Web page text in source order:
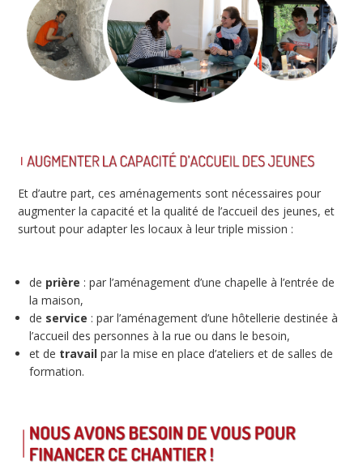
Et d’autre part, ces aménagements sont nécessaires pour
augmenter la capacité et la qualité de l’accueil des jeunes, et
surtout pour adapter les locaux à leur triple mission :
de prière : par l’aménagement d’une chapelle à l’entrée de
la maison,
de service : par l’aménagement d’une hôtellerie destinée à
l’accueil des personnes à la rue ou dans le besoin,
et de travail par la mise en place d’ateliers et de salles de
formation.